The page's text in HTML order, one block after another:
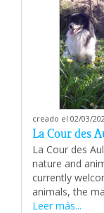
creado el 02/03/
La Cour des
La Cour des
nature and
currently
animals, the
Leer más...